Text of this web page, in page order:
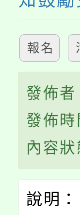
報名
發佈
發佈
內容
說明